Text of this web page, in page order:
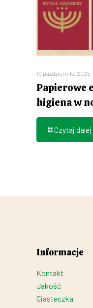
10 października 2025
Papierowe
higiena w
Czytaj dalej
Informacje
Kontakt
Jakość
Ciasteczka